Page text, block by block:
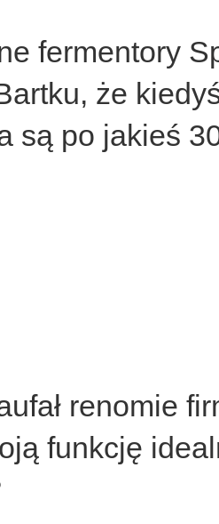
fermentory
że
są po jakieś
renomie
funkcję